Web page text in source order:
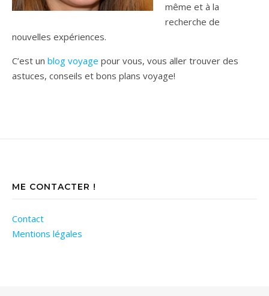
même et à la
recherche de
nouvelles expériences.
C’est un blog voyage pour vous, vous aller trouver des
astuces, conseils et bons plans voyage!
ME CONTACTER !
Contact
Mentions légales